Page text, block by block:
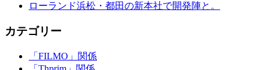
ローランド浜松・都田の新本社で開発陣と。
カテゴリー
「FILMO」関係